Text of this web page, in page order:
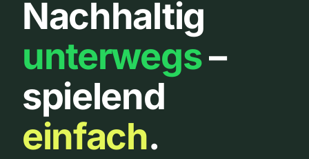
Home
Über uns
Urbanlist
Nachhaltig
unterwegs–
spielend
einfach.